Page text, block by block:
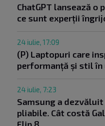
ChatGPT lansează o
ce sunt experții
24 iulie, 17:09
(P) Laptopuri care
performanță și stil
24 iulie, 7:23
Samsung a
pliabile. Cât costă